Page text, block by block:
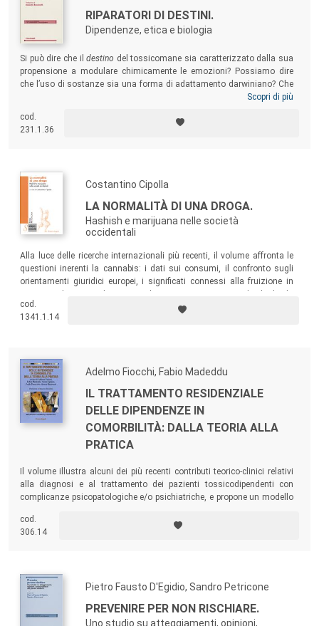
RIPARATORI DI DESTINI.
Dipendenze, etica e biologia
Si può dire che ildestino del tossicomane sia caratterizzato dalla sua
propensione a modulare chimicamente le emozioni? Possiamo dire
che l’uso di sostanze sia una forma di adattamento darwiniano? Che
effetti produce l’adozione del paradigma evoluzionistico
volume suggerisce delle coordinate scientifiche e culturali per
interpretare il fenomeno della tossicodipendenza.
Scopri di più
cod.
231.1.36
Costantino Cipolla
LA NORMALITÀ DI UNA DROGA.
Hashish e marijuana nelle società
occidentali
Alla luce delle ricerche internazionali più recenti, il volume affronta le
questioni inerenti la cannabis: i dati sui consumi, il confronto sugli
orientamenti giuridici europei, i significati connessi alla fruizione in
dipendenza, le ricadute sulla sessualità, la fruizione terapeutica, gli
effetti sulle prestazioni sportive, le terapie per il recupero...
cod.
1341.1.14
Adelmo Fiocchi, Fabio Madeddu
IL TRATTAMENTO RESIDENZIALE
DELLE DIPENDENZE IN
COMORBILITÀ: DALLA TEORIA ALLA
PRATICA
Il volume illustra alcuni dei più recenti contributi teorico-clinici relativi
alla diagnosi e al trattamento dei pazienti tossicodipendenti con
complicanze psicopatologiche e/o psichiatriche, e propone un modello
in diverse strutture residenziali e semiresidenziali in rete tra loro.
cod.
306.14
Pietro Fausto D'Egidio, Sandro Petricone
PREVENIRE PER NON RISCHIARE.
Uno studio su atteggiamenti, opinioni,